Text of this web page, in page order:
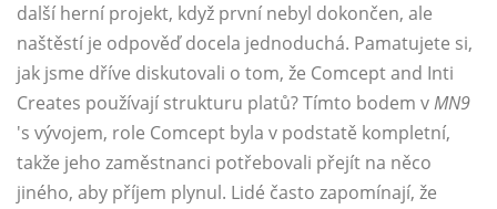
další herní projekt, když první nebyl dokončen, ale
naštěstí je odpověď docela jednoduchá. Pamatujete si,
jak jsme dříve diskutovali o tom, že Comcept and Inti
Creates používají strukturu platů? Tímto bodem vMN9
's vývojem, role Comcept byla v podstatě kompletní,
takže jeho zaměstnanci potřebovali přejít na něco
jiného, ​​aby příjem plynul. Lidé často zapomínají, že